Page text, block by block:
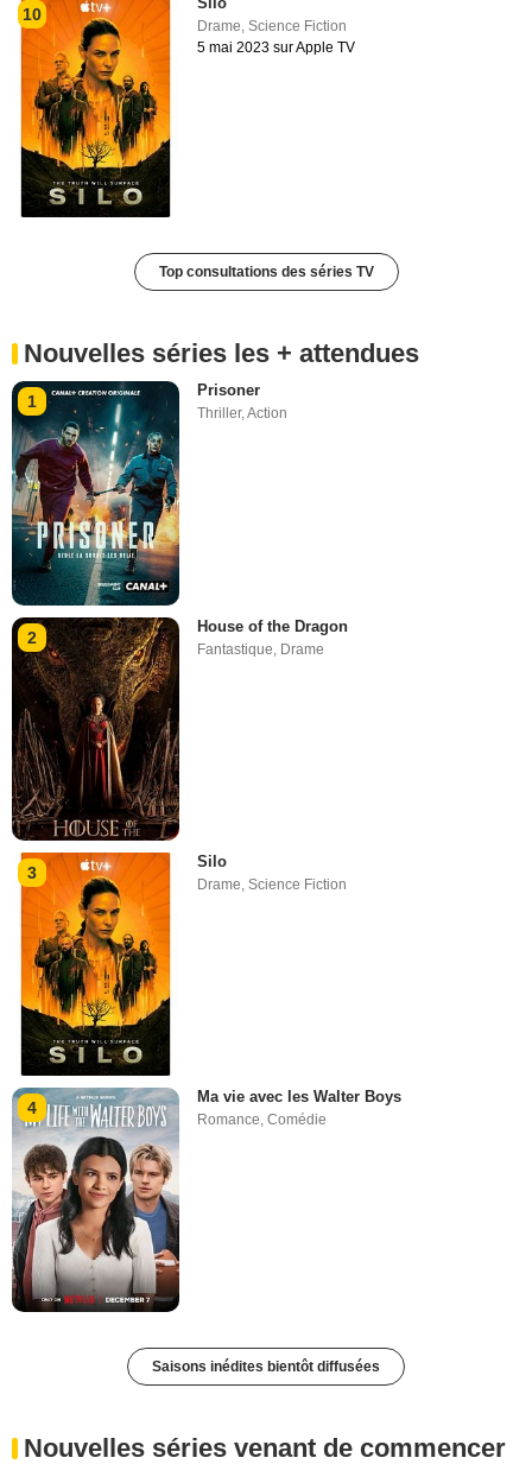
10
Drame,Science Fiction
5 mai 2023 sur Apple TV
Top consultations des séries TV
Nouvelles séries les + attendues
1
Prisoner
Thriller,Action
2
House of the Dragon
Fantastique Drame
3
Silo
Drame,Science Fiction
4
Ma vie avec les Walter Boys
Romance,Comédie
Saisons inédites bientôt diffusées
Nouvelles séries venant de commencer